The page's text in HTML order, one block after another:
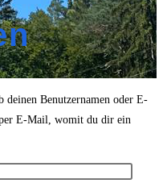
deinen Benutzernamen oder E-
E-Mail, womit du dir ein